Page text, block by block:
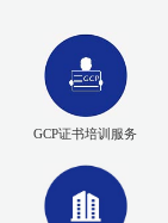
GCP证书培训服务